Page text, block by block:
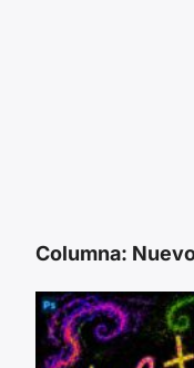
Columna: